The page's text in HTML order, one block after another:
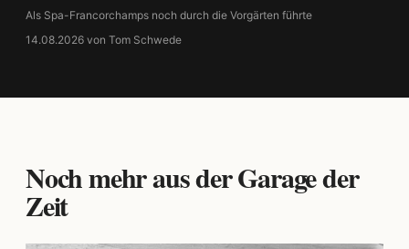
Als Spa-Francorchamps noch durch die Vorgärten führte
14.08.2026 von Tom Schwede
Noch mehr aus der Garage der
Zeit